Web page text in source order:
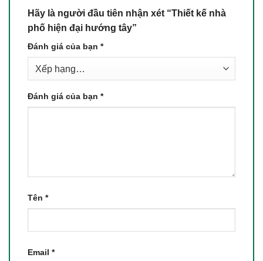
Hãy là người đầu tiên nhận xét “Thiết kế nhà
phố hiện đại hướng tây”
Đánh giá của bạn *
Đánh giá của bạn *
Tên *
Email *